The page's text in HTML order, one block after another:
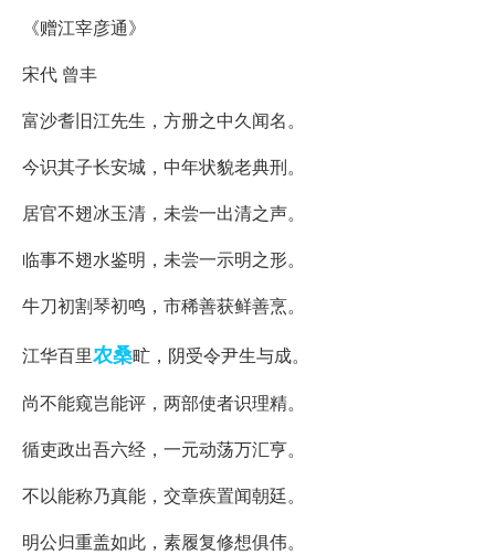
《赠江宰彦通》
宋代 曾丰
富沙耆旧江先生，方册之中久闻名。
今识其子长安城，中年状貌老典刑。
居官不翅冰玉清，未尝一出清之声。
临事不翅水鉴明，未尝一示明之形。
牛刀初割琴初鸣，市稀善获鲜善烹。
江华百里农桑甿，阴受令尹生与成。
尚不能窥岂能评，两部使者识理精。
循吏政出吾六经，一元动荡万汇亨。
不以能称乃真能，交章疾置闻朝廷。
明公归重盖如此，素履复修想俱伟。